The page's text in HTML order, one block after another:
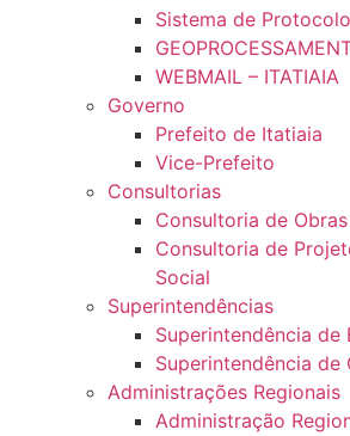
Sistema de Protocolo
WEBMAIL – ITATIAIA
Governo
Prefeito de Itatiaia
Vice-Prefeito
Consultorias
Consultoria de
Consultoria de
Social
Superintendências
Superintendência de
Superintendência de
Administrações Regionais
Administração